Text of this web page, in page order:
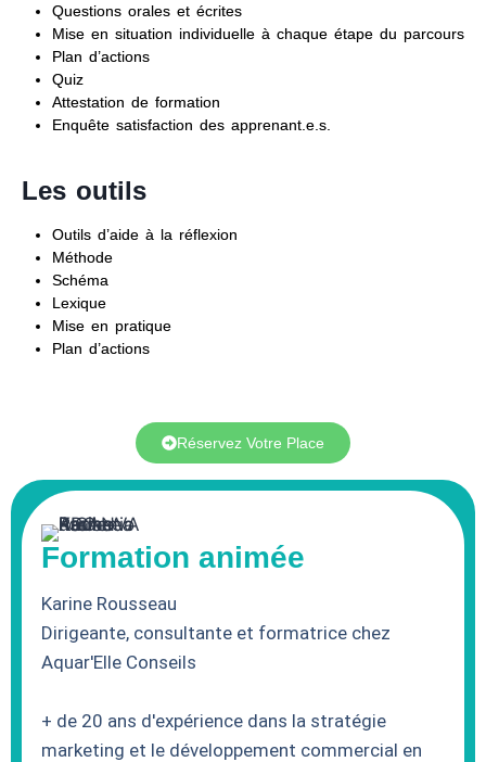
Questions orales et écrites
Mise en situation individuelle à chaque étape du parcours
Plan d’actions
Quiz
Attestation de formation
Enquête satisfaction des apprenant.e.s.
Les outils
Outils d’aide à la réflexion
Méthode
Schéma
Lexique
Mise en pratique
Plan d’actions
Réservez Votre Place
Formation animée
Karine Rousseau
Dirigeante, consultante et formatrice chez
Aquar'Elle Conseils
+ de 20 ans d'expérience dans la stratégie
marketing et le développement commercial en